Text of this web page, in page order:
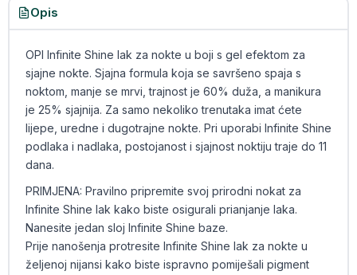
Opis
OPI Infinite Shine lak za nokte u boji s gel efektom za
sjajne nokte. Sjajna formula koja se savršeno spaja s
noktom, manje se mrvi, trajnost je 60% duža, a manikura
je 25% sjajnija. Za samo nekoliko trenutaka imat ćete
lijepe, uredne i dugotrajne nokte. Pri uporabi Infinite Shine
podlaka i nadlaka, postojanost i sjajnost noktiju traje do 11
dana.
PRIMJENA: Pravilno pripremite svoj prirodni nokat za
Infinite Shine lak kako biste osigurali prianjanje laka.
Nanesite jedan sloj Infinite Shine baze.
Prije nanošenja protresite Infinite Shine lak za nokte u
željenoj nijansi kako biste ispravno pomiješali pigment